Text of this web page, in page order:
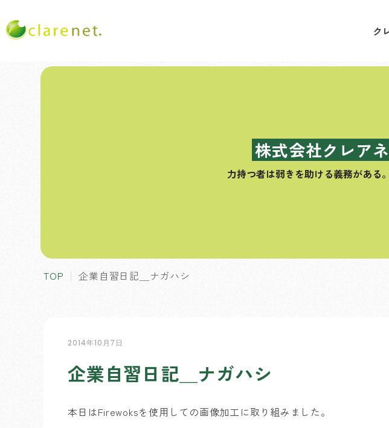
ク
株式会社クレア
力持つ者は弱きを助ける義務がある。
TOP 企業自習日記＿ナガハシ
2014年10月7日
企業自習日記＿ナガハシ
本日はFirewoksを使用しての画像加工に取り組みました。